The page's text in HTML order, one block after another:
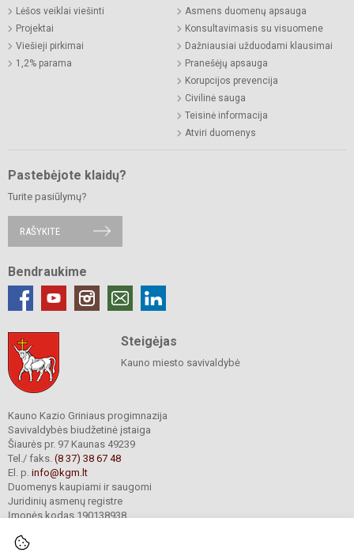
Lėšos veiklai viešinti
Projektai
Viešieji pirkimai
1,2% parama
Asmens duomenų apsauga
Konsultavimasis su visuomene
Dažniausiai užduodami klausimai
Pranešėjų apsauga
Korupcijos prevencija
Civilinė sauga
Teisinė informacija
Atviri duomenys
Pastebėjote klaidų?
Turite pasiūlymų?
RAŠYKITE
Bendraukime
Steigėjas
Kauno miesto savivaldybė
Kauno Kazio Griniaus progimnazija
Savivaldybės biudžetinė įstaiga
Šiaurės pr. 97 Kaunas 49239
Tel./ faks. (8 37) 38 67 48
El. p. info@kgm.lt
Duomenys kaupiami ir saugomi
Juridinių asmenų registre
Įmonės kodas 190138938